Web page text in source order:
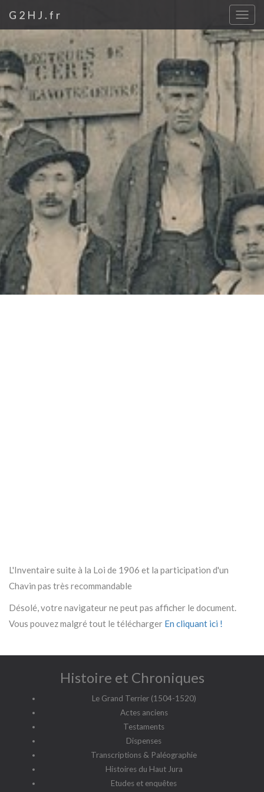
G2HJ.fr
L'Inventaire suite à la Loi de 1906 et la participation d'un
Chavin pas très recommandable
Désolé, votre navigateur ne peut pas afficher le document.
Vous pouvez malgré tout le télécharger En cliquant ici !
Histoire et Chroniques
Le Grand Terrier (1504-1520)
Actes anciens
Testaments
Dispenses
Transcriptions & Paléographie
Histoires du Haut Jura
Etudes et enquêtes